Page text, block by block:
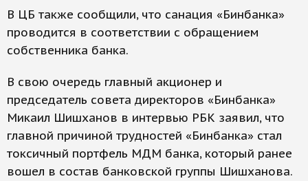
В ЦБ также сообщили, что санация «Бинбанка»
проводится в соответствии с обращением
собственника банка.
В свою очередь главный акционер и
председатель совета директоров «Бинбанка»
Микаил Шишханов в интервью РБК заявил, что
главной причиной трудностей «Бинбанка» стал
токсичный портфель МДМ банка, который ранее
вошел в состав банковской группы Шишханова.